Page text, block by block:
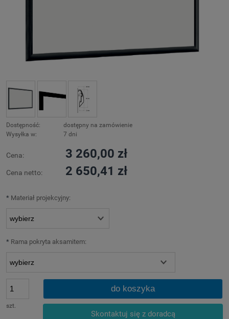
Dostępność:
dostępny na zamówienie
Wysyłka w:
7 dni
Cena: 3 260,00 zł
Cena netto: 2 650,41 zł
* Materiał projekcyjny:
* Rama pokryta aksamitem:
szt.
do koszyka
Skontaktuj się z doradcą